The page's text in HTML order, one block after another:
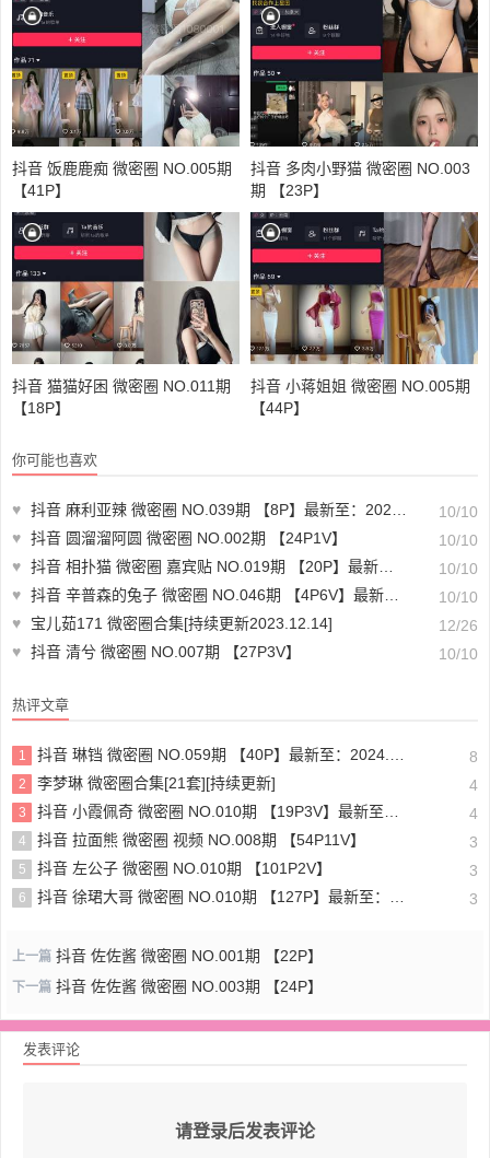
抖音 饭鹿鹿痴 微密圈 NO.005期
【41P】
抖音 多肉小野猫 微密圈 NO.003
期 【23P】
抖音 猫猫好困 微密圈 NO.011期
【18P】
抖音 小蒋姐姐 微密圈 NO.005期
【44P】
你可能也喜欢
♥ 抖音 麻利亚辣 微密圈 NO.039期 【8P】最新至：2023.5.27
10/10
♥ 抖音 圆溜溜阿圆 微密圈 NO.002期 【24P1V】
10/10
♥ 抖音 相扑猫 微密圈 嘉宾贴 NO.019期 【20P】最新至：2023.6.16
10/10
♥ 抖音 辛普森的兔子 微密圈 NO.046期 【4P6V】最新至：2023.9.29
10/10
♥
宝儿茹171 微密圈合集[持续更新2023.12.14]
12/26
♥ 抖音 清兮 微密圈 NO.007期 【27P3V】 10/10
热评文章
1 抖音 琳铛 微密圈 NO.059期 【40P】最新至：2024.1.10 8
2 李梦琳 微密圈合集[21套][持续更新] 4
3 抖音 小霞佩奇 微密圈 NO.010期 【19P3V】最新至：2025.5.26 4
4 抖音 拉面熊 微密圈 视频 NO.008期 【54P11V】 3
5 抖音 左公子 微密圈 NO.010期 【101P2V】 3
6 抖音 徐珺大哥 微密圈 NO.010期 【127P】最新至：2024.1.19 3
上一篇 抖音 佐佐酱 微密圈 NO.001期 【22P】
下一篇 抖音 佐佐酱 微密圈 NO.003期 【24P】
发表评论
请登录后发表评论